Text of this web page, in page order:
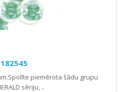
piemērota šādu grupu
sēriju, ..